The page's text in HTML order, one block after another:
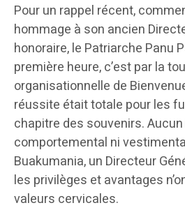
Pour un rappel récent,
hommage à son ancien
honoraire, le Patriarche Panu
première heure, c’est par la
organisationnelle de
réussite était totale pour les
chapitre des souvenirs.
comportemental ni
Buakumania, un Directeur
les privilèges et avantages
valeurs cervicales.